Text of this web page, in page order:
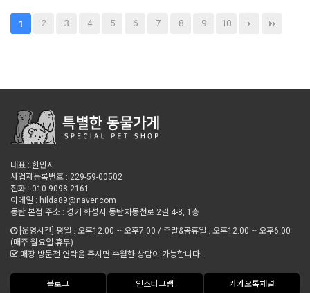
1 2 3 4 5 6 7 8 9 10
대표 : 한민지
사업자등록번호 : 229-59-00502
전화 : 010-9098-2161
이메일 : hilda89@naver.com
동탄 본점 주소 : 경기 화성시 동탄치동천로 2길 4-8, 1층
[운영시간] 평일 : 오후12:00 ~ 오후7:00 / 주말&공휴일 : 오후12:00 ~ 오후6:00
(매주 월요일 휴무)
매장 방문전 연락을 주시면 수월한 상담이 가능합니다.
블로그 인스타그램 카카오톡채널